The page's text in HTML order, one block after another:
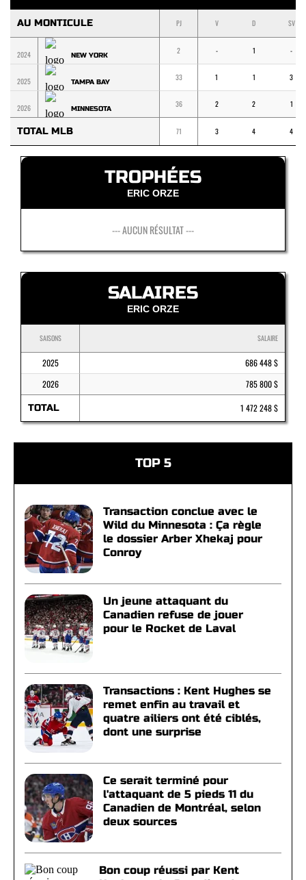
AU MONTICULE PJ V D SV
2024 NEW YORK 2 - 1 -
2025 TAMPA BAY 33 1 1 3
2026 MINNESOTA 36 2 2 1
TOTAL MLB 71 3 4 4
TROPHÉES
ERIC ORZE
--- AUCUN RÉSULTAT ---
SALAIRES
ERIC ORZE
SAISONS SALAIRE
2025
686 448 $
2026
785 800 $
TOTAL 1 472 248 $
TOP 5
Transaction conclue avec le
Wild du Minnesota : Ça règle
le dossier Arber Xhekaj pour
Conroy
Un jeune attaquant du
Canadien refuse de jouer
pour le Rocket de Laval
Transactions : Kent Hughes se
remet enfin au travail et
quatre ailiers ont été ciblés,
dont une surprise
Ce serait terminé pour
l'attaquant de 5 pieds 11 du
Canadien de Montréal, selon
deux sources
Bon coup réussi par Kent